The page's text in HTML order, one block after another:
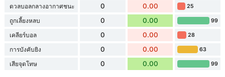
ดวลบอลกลางอากาศชนะ 0 0.00 25
ถูกเลี้ยงหลบ 0 0.00 99
เคลียร์บอล 0 0.00 28
การบังคับยิง 0 0.00 63
เสียจุดโทษ 0 0.00 99